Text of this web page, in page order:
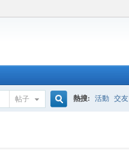
帖子 熱搜: 活動 交友